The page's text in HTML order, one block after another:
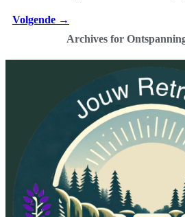
Volgende →
Archives for